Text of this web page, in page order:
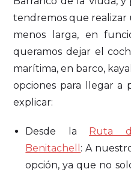
tendremos que realizar
menos larga, en
queramos dejar el
marítima, en barco,
opciones para llegar a
explicar:
Desde la Ruta
Benitachell : A
opción, ya que no